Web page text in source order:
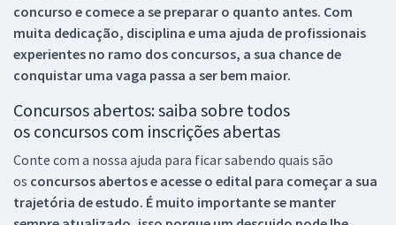
concurso e comece a se preparar o quanto antes. Com
muita dedicação, disciplina e uma ajuda de profissionais
experientes no ramo dos concursos, a sua chance de
conquistar uma vaga passa a ser bem maior.
Concursos abertos: saiba sobre todos
os concursos com inscrições abertas
Conte com a nossa ajuda para ficar sabendo quais são
os concursos abertos e acesse o edital para começar a sua
trajetória de estudo. É muito importante se manter